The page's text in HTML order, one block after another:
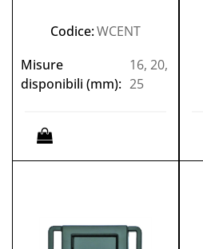
Codice:WCENT
Misure
disponibili (mm):
16, 20,
25
Quantità